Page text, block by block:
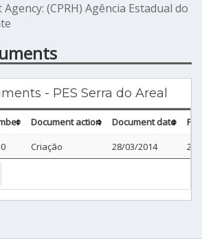
(CPRH) Agência Estadual do
- PES Serra do Areal
Document action Document date
Criação 28/03/2014 29/